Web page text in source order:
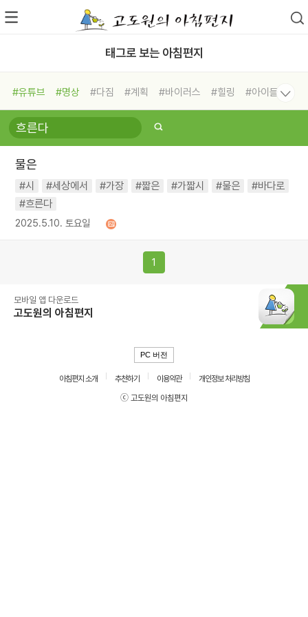
태그로 보는 아침편지
#유튜브 #명상 #다짐 #계획 #바이러스 #힐링
#아이들
#비전캠프
#독서캠프 #삶
#희망
#나눔 #친구 #링컨학교
#독서
물은
#시 #세상에서 #가장 #짧은 #가짧시 #물은
#바다로
#흐른다
2025.5.10. 토요일
1
모바일 앱 다운로드
고도원의 아침편지
PC 버전
아침편지 소개 추천하기 이용약관
개인정보 처리방침
ⓒ 고도원의 아침편지